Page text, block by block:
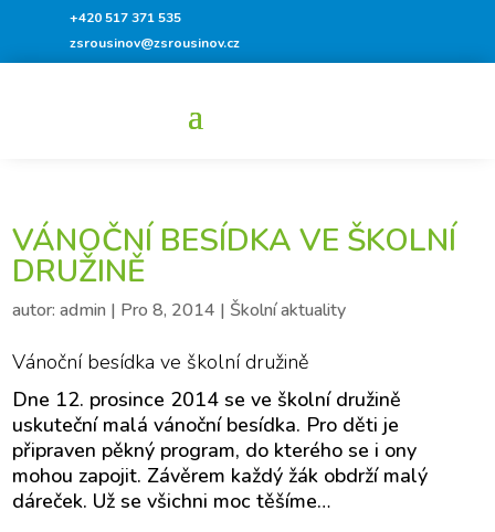
+420 517 371 535
zsrousinov@zsrousinov.cz
VÁNOČNÍ BESÍDKA VE ŠKOLNÍ
DRUŽINĚ
autor:admin | Pro 8, 2014 | Školní aktuality
Vánoční besídka ve školní družině
Dne 12. prosince 2014 se ve školní družině
uskuteční malá vánoční besídka. Pro děti je
připraven pěkný program, do kterého se i ony
mohou zapojit. Závěrem každý žák obdrží malý
dáreček. Už se všichni moc těšíme…